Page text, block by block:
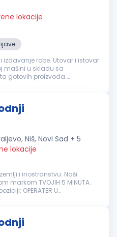
lokacije
mašini u skladu sa
gotovih proizvoda.
Niš, Novi Sad + 5
lokacije
i inostranstvu. Naši
markom TVOJIH 5 MINUTA.
OPERATER U